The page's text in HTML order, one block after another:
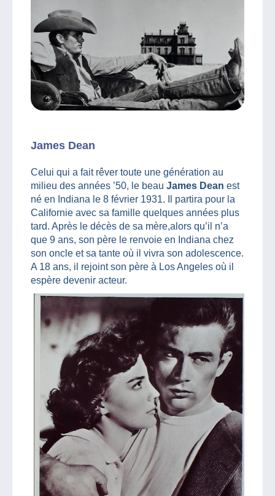
James Dean
Celui qui a fait rêver toute une génération au
milieu des années ’50, le beau James Dean est
né en Indiana le 8 février 1931. Il partira pour la
Californie avec sa famille quelques années plus
tard. Après le décès de sa mère,alors qu’il n’a
que 9 ans, son père le renvoie en Indiana chez
son oncle et sa tante où il vivra son adolescence.
A 18 ans, il rejoint son père à Los Angeles où il
espère devenir acteur.